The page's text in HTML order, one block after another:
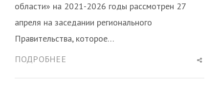
области» на 2021-2026 годы рассмотрен 27
апреля на заседании регионального
Правительства, которое…
ПОДРОБНЕЕ
post